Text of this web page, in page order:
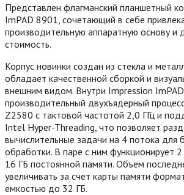
Представлен флагманский планшетный
ImPAD 8901, сочетающий в себе
производительную аппаратную основу и
стоимость.
Корпус новинки создан из стекла и
обладает качественной сборкой и
внешним видом. Внутри Impression
производительный двухъядерный
Z2580 с тактовой частотой 2,0 ГГц и
Intel Hyper-Threading, что позволяет
вычислительные задачи на 4 потока для
обработки. В паре с ним функционирует
16 ГБ постоянной памяти. Объем
увеличивать за счет карты памяти
емкостью до 32 ГБ.